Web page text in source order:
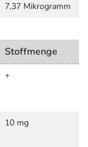
7,37 Mikrogramm
Stoffmenge
+
10 mg